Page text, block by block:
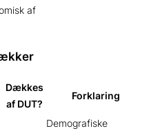
af
Dækkes
af DUT?
Forklaring
Demografiske